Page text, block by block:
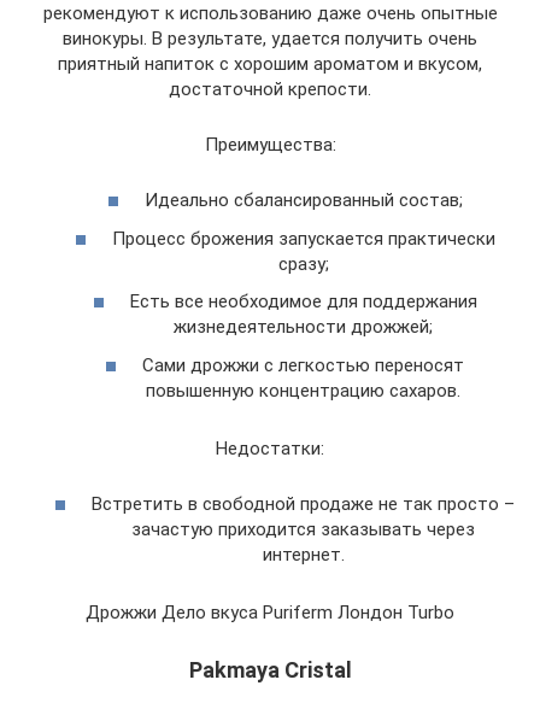
рекомендуют к использованию даже очень опытные
винокуры. В результате, удается получить очень
приятный напиток с хорошим ароматом и вкусом,
достаточной крепости.
Преимущества:
Идеально сбалансированный состав;
Процесс брожения запускается практически
сразу;
Есть все необходимое для поддержания
жизнедеятельности дрожжей;
Сами дрожжи с легкостью переносят
повышенную концентрацию сахаров.
Недостатки:
Встретить в свободной продаже не так просто –
зачастую приходится заказывать через
интернет.
Дрожжи Дело вкуса Puriferm Лондон Turbo
Pakmaya Cristal